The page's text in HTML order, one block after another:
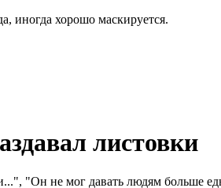
иногда хорошо маскируется.
листовки
"Он не мог давать людям